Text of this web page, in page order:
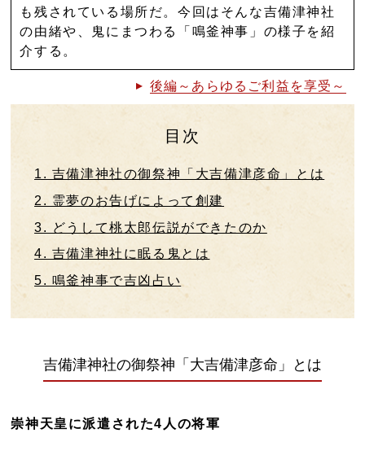
も残されている場所だ。今回はそんな吉備津神社
の由緒や、鬼にまつわる「鳴釜神事」の様子を紹
介する。
後編～あらゆるご利益を享受～
目次
1. 吉備津神社の御祭神「大吉備津彦命」とは
2. 霊夢のお告げによって創建
3. どうして桃太郎伝説ができたのか
4. 吉備津神社に眠る鬼とは
5. 鳴釜神事で吉凶占い
吉備津神社の御祭神「大吉備津彦命」とは
崇神天皇に派遣された4人の将軍